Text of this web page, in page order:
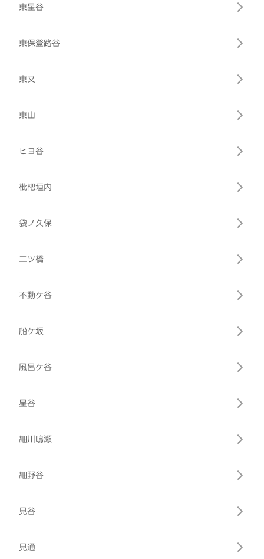
東星谷
東保登路谷
東又
東山
ヒヨ谷
枇杷垣内
袋ノ久保
二ツ橋
不動ケ谷
船ケ坂
風呂ケ谷
星谷
細川鳴瀬
細野谷
見谷
見通